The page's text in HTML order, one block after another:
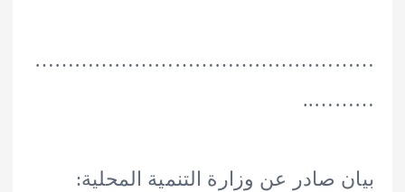
صادر عن وزارة التنمية المحلية: